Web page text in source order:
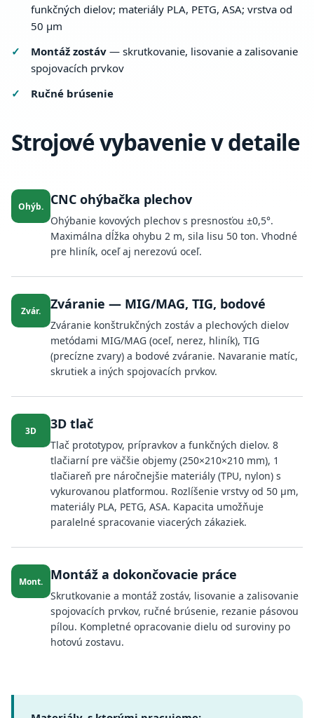
funkčných dielov; materiály PLA, PETG, ASA; vrstva od
50 µm
Montáž zostáv — skrutkovanie, lisovanie a zalisovanie
spojovacích prvkov
Ručné brúsenie
Strojové vybavenie v detaile
Ohýb. CNC ohýbačka plechov
Ohýbanie kovových plechov s presnosťou ±0,5°.
Maximálna dĺžka ohybu 2 m, sila lisu 50 ton. Vhodné
pre hliník, oceľ aj nerezovú oceľ.
Zvár. Zváranie — MIG/MAG, TIG, bodové
Zváranie konštrukčných zostáv a plechových dielov
metódami MIG/MAG (oceľ, nerez, hliník), TIG
(precízne zvary) a bodové zváranie. Navaranie matíc,
skrutiek a iných spojovacích prvkov.
3D 3D tlač
Tlač prototypov, prípravkov a funkčných dielov. 8
tlačiarní pre väčšie objemy (250×210×210 mm), 1
tlačiareň pre náročnejšie materiály (TPU, nylon) s
vykurovanou platformou. Rozlíšenie vrstvy od 50 µm,
materiály PLA, PETG, ASA. Kapacita umožňuje
paralelné spracovanie viacerých zákaziek.
Mont. Montáž a dokončovacie práce
Skrutkovanie a montáž zostáv, lisovanie a zalisovanie
spojovacích prvkov, ručné brúsenie, rezanie pásovou
pílou. Kompletné opracovanie dielu od suroviny po
hotovú zostavu.